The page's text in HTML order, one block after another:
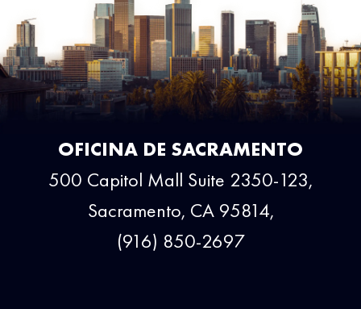
OFICINA DE SACRAMENTO
500 Capitol Mall Suite 2350-123,
Sacramento, CA 95814,
(916) 850-2697